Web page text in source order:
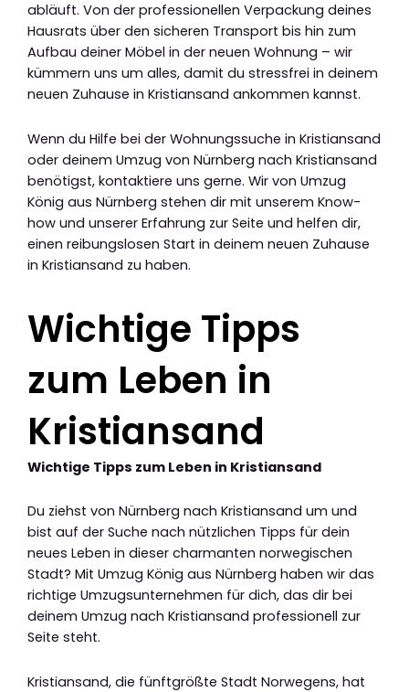
abläuft. Von der professionellen Verpackung deines
Hausrats über den sicheren Transport bis hin zum
Aufbau deiner Möbel in der neuen Wohnung – wir
kümmern uns um alles, damit du stressfrei in deinem
neuen Zuhause in Kristiansand ankommen kannst.
Wenn du Hilfe bei der Wohnungssuche in Kristiansand
oder deinem Umzug von Nürnberg nach Kristiansand
benötigst, kontaktiere uns gerne. Wir von Umzug
König aus Nürnberg stehen dir mit unserem Know-
how und unserer Erfahrung zur Seite und helfen dir,
einen reibungslosen Start in deinem neuen Zuhause
in Kristiansand zu haben.
Wichtige Tipps
zum Leben in
Kristiansand
Wichtige Tipps zum Leben in Kristiansand
Du ziehst von Nürnberg nach Kristiansand um und
bist auf der Suche nach nützlichen Tipps für dein
neues Leben in dieser charmanten norwegischen
Stadt? Mit Umzug König aus Nürnberg haben wir das
richtige Umzugsunternehmen für dich, das dir bei
deinem Umzug nach Kristiansand professionell zur
Seite steht.
Kristiansand, die fünftgrößte Stadt Norwegens, hat